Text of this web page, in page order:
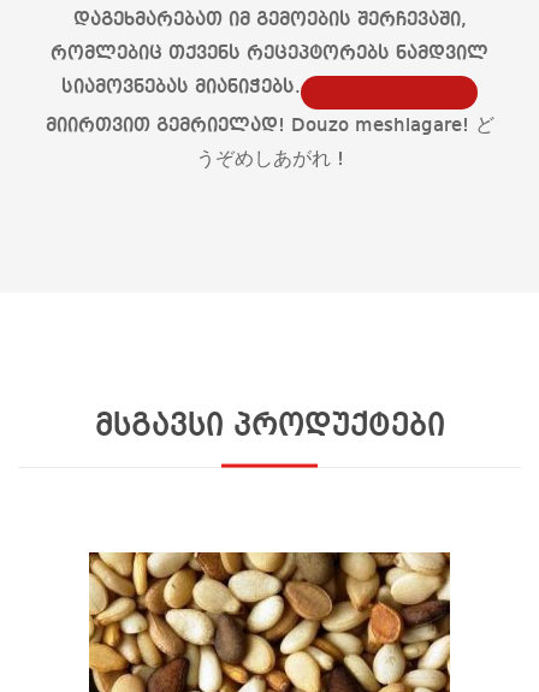
დაგეხმარებათ იმ გემოების შერჩევაში,
რომლებიც თქვენს რეცეპტორებს ნამდვილ
სიამოვნებას მიანიჭებს.
მიირთვით გემრიელად! Douzo meshiagare! ど
うぞめしあがれ !
მსგავსი პროდუქტები